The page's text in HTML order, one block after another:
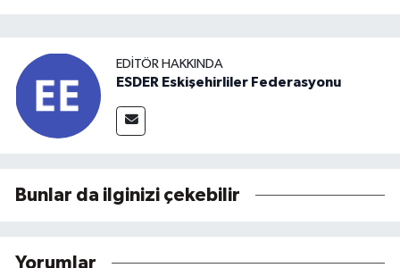
EDITÖR HAKKINDA
ESDER Eskişehirliler Federasyonu
Bunlar da ilginizi çekebilir
Yorumlar